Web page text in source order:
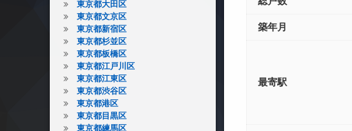
築年月
最寄駅
東京都大田区
東京都文京区
東京都新宿区
東京都杉並区
東京都板橋区
東京都江戸川区
東京都江東区
東京都渋谷区
東京都港区
東京都目黒区
東京都練馬区